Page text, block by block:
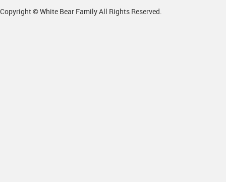
Copyright © White Bear Family All Rights Reserved.